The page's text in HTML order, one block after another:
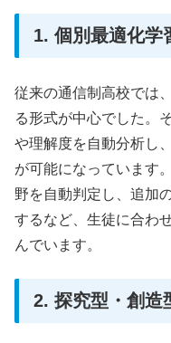
1. 個別最適化学
従来の通信制高校では
る形式が中心でした。
や理解度を自動分析し
が可能になっています
野を自動判定し、追加
するなど、生徒に合わ
んでいます。
2. 探究型・創造